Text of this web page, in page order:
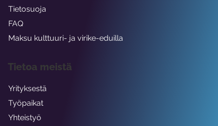
Tietosuoja
FAQ
Maksu kulttuuri- ja virike-eduilla
Tietoa meistä
Yrityksestä
Työpaikat
Yhteistyö